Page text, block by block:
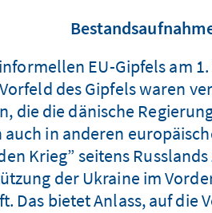
EU-Gipfels am
des Gipfels waren
die die dänische
in anderen
Krieg” seitens
der Ukraine im
Das bietet Anlass, auf